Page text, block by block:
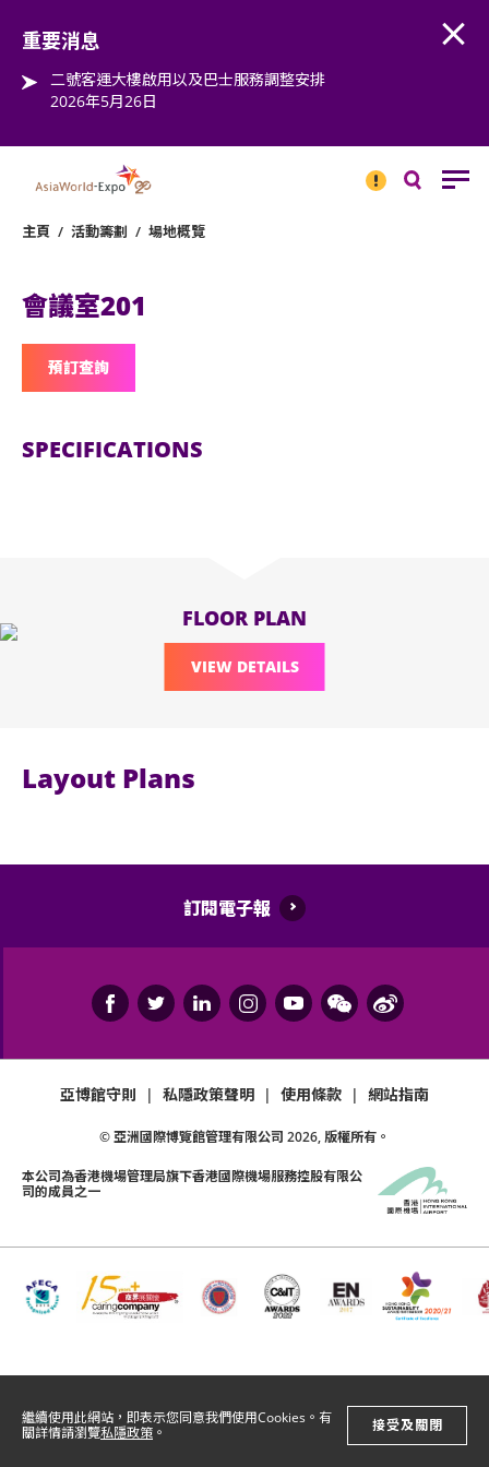
重要消息
二號客運大樓啟用以及巴士服務調整安排
2026年5月26日
消息
繼續使用此網站，即表示您同意我們使用Cookies。有
關詳情請瀏覽私隱政策 。 接受及關閉
主頁 / 活動籌劃 / 場地概覽
會議室201
預訂查詢
SPECIFICATIONS
FLOOR PLAN
VIEW DETAILS
Layout Plans
訂閱電子報
亞博館守則 | 私隱政策聲明 | 使用條款 | 網站指南
© 亞洲國際博覽館管理有限公司 2026, 版權所有。
本公司為香港機場管理局旗下香港國際機場服務控股有限公
司的成員之一